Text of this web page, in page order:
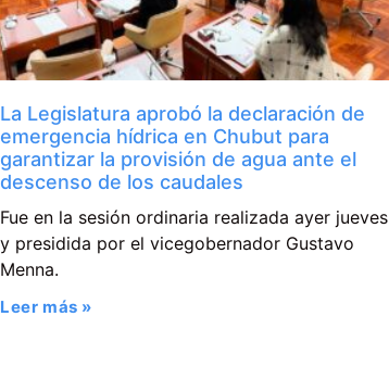
La Legislatura aprobó la declaración de
emergencia hídrica en Chubut para
garantizar la provisión de agua ante el
descenso de los caudales
Fue en la sesión ordinaria realizada ayer jueves
y presidida por el vicegobernador Gustavo
Menna.
Leer más »